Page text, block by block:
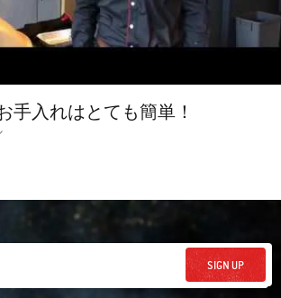
手入れはとても簡単！
SIGN UP